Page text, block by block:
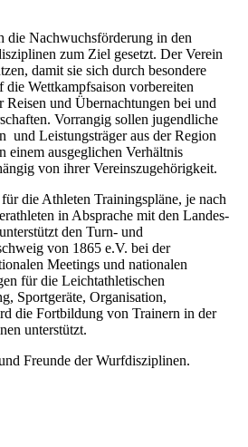
die Nachwuchsförderung in den
zum Ziel gesetzt. Der Verein
damit sie sich durch besondere
die Wettkampfsaison vorbereiten
und Übernachtungen bei und
Vorrangig sollen jugendliche
und Leistungsträger aus der Region
einem ausgeglichen Verhältnis
von ihrer Vereinszugehörigkeit.
die Athleten Trainingspläne, je nach
in Absprache mit den Landes-
den Turn- und
von 1865 e.V. bei der
Meetings und nationalen
für die Leichtathletischen
Sportgeräte, Organisation,
die Fortbildung von Trainern in der
unterstützt.
Freunde der Wurfdisziplinen.